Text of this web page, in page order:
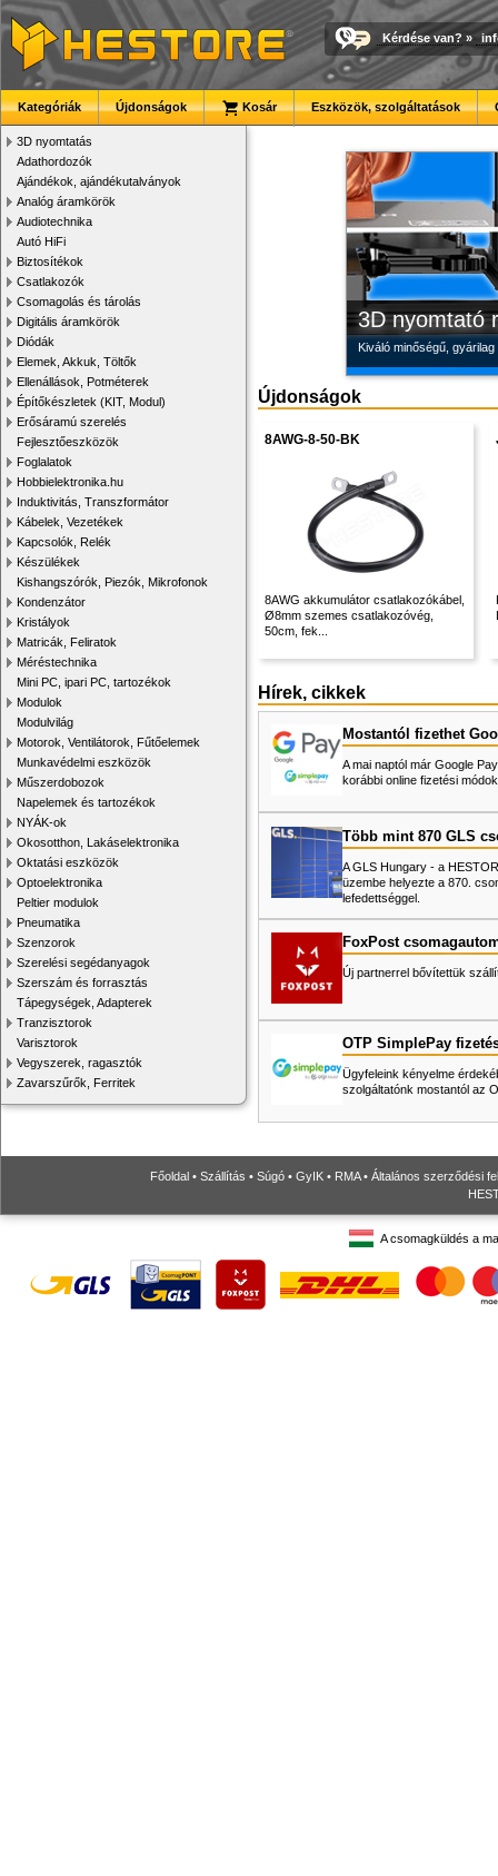
Kérdése van? »
Kategóriák Újdonságok Kosár Eszközök, szolgáltatások
3D nyomtatás
Adathordozók
Ajándékok, ajándékutalványok
Analóg áramkörök
Audiotechnika
Autó HiFi
Biztosítékok
Csatlakozók
Csomagolás és tárolás
Digitális áramkörök
Diódák
Elemek, Akkuk, Töltők
Ellenállások, Potméterek
Építőkészletek (KIT, Modul)
Erősáramú szerelés
Fejlesztőeszközök
Foglalatok
Hobbielektronika.hu
Induktivitás, Transzformátor
Kábelek, Vezetékek
Kapcsolók, Relék
Készülékek
Kishangszórók, Piezók, Mikrofonok
Kondenzátor
Kristályok
Matricák, Feliratok
Méréstechnika
Mini PC, ipari PC, tartozékok
Modulok
Modulvilág
Motorok, Ventilátorok, Fűtőelemek
Munkavédelmi eszközök
Műszerdobozok
Napelemek és tartozékok
NYÁK-ok
Okosotthon, Lakáselektronika
Oktatási eszközök
Optoelektronika
Peltier modulok
Pneumatika
Szenzorok
Szerelési segédanyagok
Szerszám és forrasztás
Tápegységek, Adapterek
Tranzisztorok
Varisztorok
Vegyszerek, ragasztók
Zavarszűrők, Ferritek
3D nyomtató
Kiváló minőségű,
Megbízható
Modulvilág
Új PLA
Újdonságok
8AWG-8-50-BK
8AWG akkumulátor csatlakozókábel,
Ø8mm szemes csatlakozóvég,
50cm, fek...
Hírek, cikkek
Mostantól fizethet
A mai naptól már Google
korábbi online fizetési
Több mint 870 GLS
A GLS Hungary - a
üzembe helyezte a 870.
lefedettséggel.
FoxPost
Új partnerrel bővítettük
OTP SimplePay
Ügyfeleink kényelme
szolgáltatónk mostantól az
Főoldal • Szállítás • Súgó • GyIK • RMA• Általános szerződési
A csomagküldés a